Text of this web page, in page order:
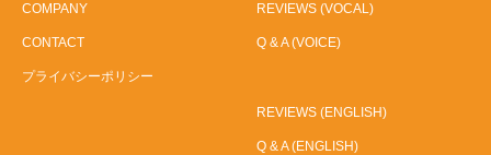
COMPANY
CONTACT
プライバシーポリシー
REVIEWS (VOCAL)
Q & A (VOICE)
REVIEWS (ENGLISH)
Q & A (ENGLISH)